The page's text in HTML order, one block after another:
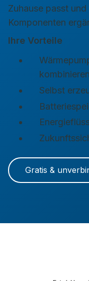
Zuhause passt
Komponenten
Ihre Vorteile
kombinieren
Selbst
Gratis &